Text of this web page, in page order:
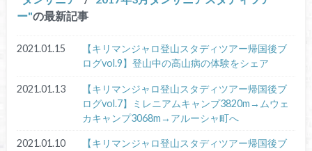
ー の最新記事
2021.01.15
【キリマンジャロ登山スタディツアー帰国後ブ
ログvol.9】登山中の高山病の体験をシェア
2021.01.13
【キリマンジャロ登山スタディツアー帰国後ブ
ログvol.7】ミレニアムキャンプ3820m→ムウェ
カキャンプ3068m→アルーシャ町へ
2021.01.10
【キリマンジャロ登山スタディツアー帰国後ブ